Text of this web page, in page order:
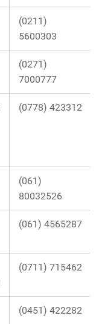
(0211)
5600303
(0271)
7000777
(0778) 423312
(061)
80032526
(061) 4565287
(0711) 715462
(0451) 422282